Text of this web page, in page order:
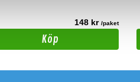
148 kr /paket
Köp